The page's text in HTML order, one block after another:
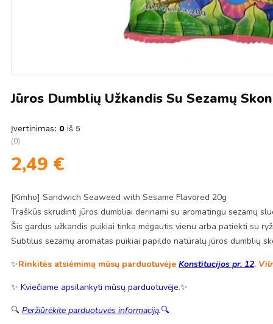
Jūros Dumblių Užkandis Su Sezamų
Įvertinimas: 0 iš 5
(0)
2,49 €
[Kimho] Sandwich Seaweed with Sesame Flavored 20g
Traškūs skrudinti jūros dumbliai derinami su aromatingu sezamų
Šis gardus užkandis puikiai tinka mėgautis vienu arba patiekti su
Subtilus sezamų aromatas puikiai papildo natūralų jūros dumblių
✨Rinkitės atsiėmimą mūsų parduotuvėje Konstitucijos pr. 12,
✨ Kviečiame apsilankyti mūsų parduotuvėje.✨
🔍 Peržiūrėkite parduotuvės informaciją.🔍